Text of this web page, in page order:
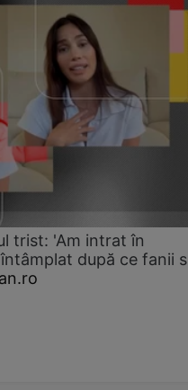
trist: 'Am intrat în
după ce fanii